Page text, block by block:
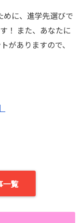
めに、進学先選びで
！ また、あなたに
がありますので、
一覧